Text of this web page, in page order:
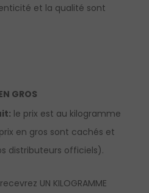
et la qualité sont
GROS
le prix est au kilogramme
en gros sont cachés et
distributeurs officiels).
UN KILOGRAMME